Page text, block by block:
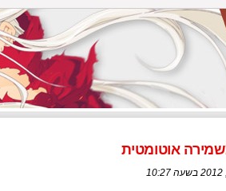
אוטומטית